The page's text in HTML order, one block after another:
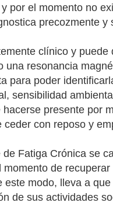
por el momento no
precozmente
clínico y
una resonancia
para poder
sensibilidad
presente por
ceder con reposo y
Fatiga Crónica se
de
este modo, lleva a
de sus actividades